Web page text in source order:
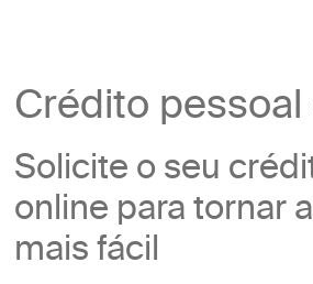
Crédito
Solicite o seu
online para tornar
mais fácil